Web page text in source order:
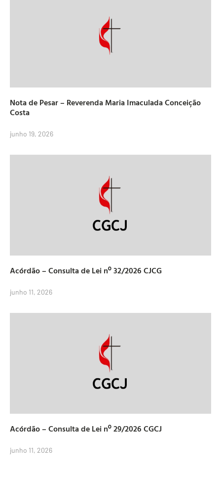
Nota de Pesar – Reverenda Maria Imaculada Conceição
Costa
junho 19, 2026
Acórdão – Consulta de Lei nº 32/2026 CJCG
junho 11, 2026
Acórdão – Consulta de Lei nº 29/2026 CGCJ
junho 11, 2026